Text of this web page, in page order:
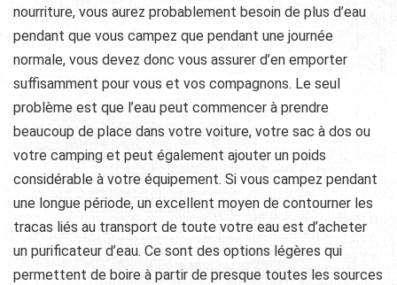
nourriture, vous aurez probablement besoin de plus d’eau
pendant que vous campez que pendant une journée
normale, vous devez donc vous assurer d’en emporter
suffisamment pour vous et vos compagnons. Le seul
problème est que l’eau peut commencer à prendre
beaucoup de place dans votre voiture, votre sac à dos ou
votre camping et peut également ajouter un poids
considérable à votre équipement. Si vous campez pendant
une longue période, un excellent moyen de contourner les
tracas liés au transport de toute votre eau est d’acheter
un purificateur d’eau. Ce sont des options légères qui
permettent de boire à partir de presque toutes les sources